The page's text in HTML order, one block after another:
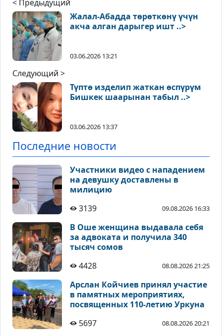
< Предыдущий
Жалал-Абадда төрөткөнү үчүн
акча алган дарыгер ишт ..>
03.06.2026 13:21
Следующий >
Түптө изделип жаткан өспүрүм
Бишкек шаарынан табыл ..>
03.06.2026 13:37
Последние новости
Участники видео с нападением
на девушку доставлены в
милицию
3139
09.08.2026 16:33
В Оше женщина выдавала себя
за адвоката и получила 340
тысяч сомов
4428
08.08.2026 21:25
Арслан Койчиев принял участие
в памятных мероприятиях,
посвященных 110-летию Уркуна
5697
08.08.2026 20:21